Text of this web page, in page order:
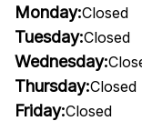
Monday:Closed
Tuesday:Closed
Wednesday:
Thursday:Closed
Friday:Closed